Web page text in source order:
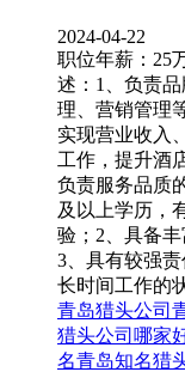
2024-04-22
职位年薪：25
述：1、负责
理、营销管理
实现营业收入
工作，提升酒
负责服务品质
及以上学历，
验；2、具备
3、具有较强
长时间工作的
青岛猎头公司
猎头公司哪家
名青岛知名猎